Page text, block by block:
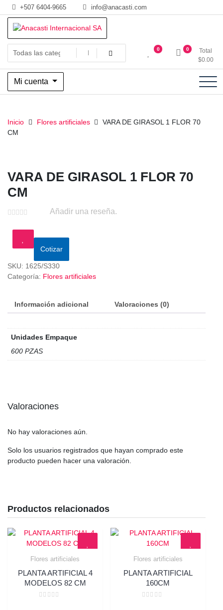
Saltar
al
contenido
+507 6404-9665 info@anacasti.com
Anacasti Internacional SA
Ventas de productos al por mayor de flores y plantas. juguetes,
navidad, religioso y adornos
0 0
Total
$0.00
Mi cuenta
Inicio Flores artificiales
VARA DE GIRASOL 1 FLOR 70
CM
VARA DE GIRASOL 1 FLOR 70
CM
Añadir una reseña.
Cotizar
SKU: 1625/S330
Categoría: Flores artificiales
Información adicional Valoraciones (0)
Unidades Empaque
600 PZAS
Valoraciones
No hay valoraciones aún.
Solo los usuarios registrados que hayan comprado este
producto pueden hacer una valoración.
Productos relacionados
Flores artificiales
PLANTA ARTIFICIAL 4
MODELOS 82 CM
Flores artificiales
PLANTA ARTIFICIAL
160CM